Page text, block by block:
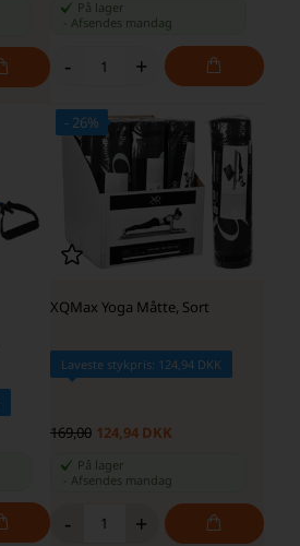
På lager
Afsendes mandag
- +
- 26%
XQMax Yoga Måtte, Sort
Laveste stykpris: 124,94 DKK
169,00 124,94 DKK
På lager
Afsendes mandag
- +